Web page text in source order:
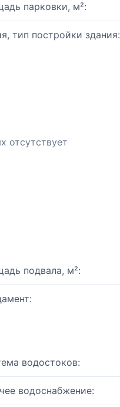
парковки, м²:
тип постройки здания:
отсутствует
подвала, м²:
водостоков:
водоснабжение: